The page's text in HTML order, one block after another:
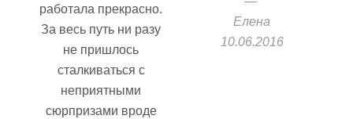
работала прекрасно.
За весь путь ни разу
не пришлось
сталкиваться с
неприятными
сюрпризами вроде
Елена
10.06.2016